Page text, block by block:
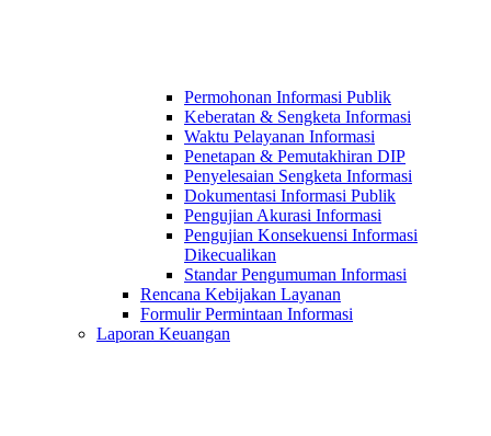
Permohonan Informasi Publik
Keberatan & Sengketa Informasi
Waktu Pelayanan Informasi
Penetapan & Pemutakhiran DIP
Penyelesaian Sengketa Informasi
Dokumentasi Informasi Publik
Pengujian Akurasi Informasi
Pengujian Konsekuensi Informasi
Dikecualikan
Standar Pengumuman Informasi
Rencana Kebijakan Layanan
Formulir Permintaan Informasi
Laporan Keuangan